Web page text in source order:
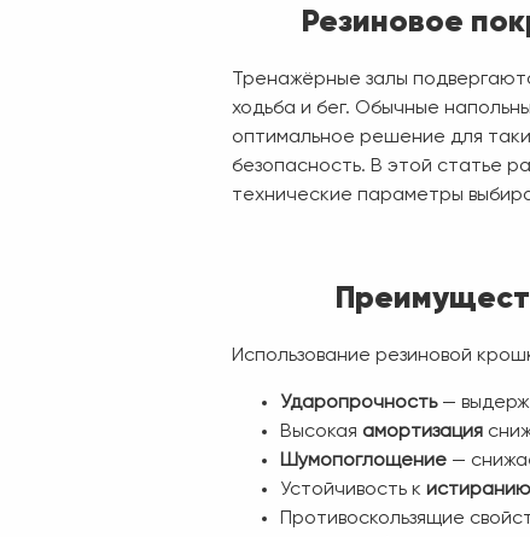
Резиновое
Тренажёрные залы
ходьба и бег. Обычные
оптимальное решение для
безопасность. В этой статье
технические параметры
Использование резиновой
Ударопрочность—
Высокая амортизация
Шумопоглощение —
Устойчивость к истиранию
Противоскользящие